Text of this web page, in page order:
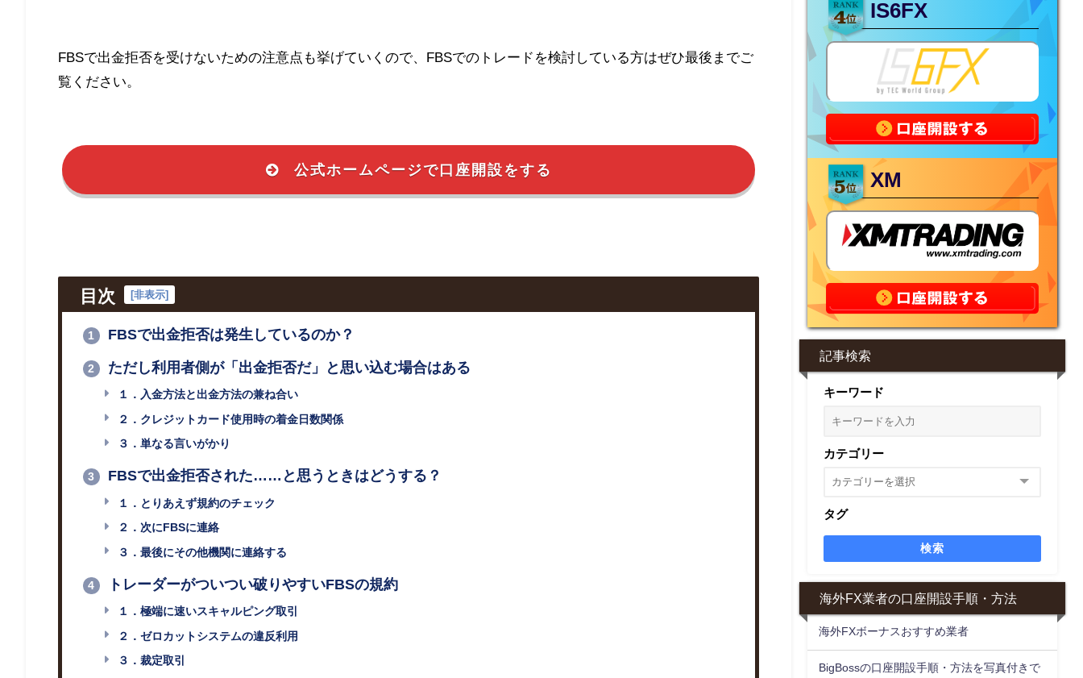
FBSで出金拒否を受けないための注意点も挙げていくので、FBSでのトレードを検討している方はぜひ最後までご
覧ください。
公式ホームページで口座開設をする
目次 [非表示]
1 FBSで出金拒否は発生しているのか？
2 ただし利用者側が「出金拒否だ」と思い込む場合はある
１．入金方法と出金方法の兼ね合い
２．クレジットカード使用時の着金日数関係
３．単なる言いがかり
3 FBSで出金拒否された……と思うときはどうする？
１．とりあえず規約のチェック
２．次にFBSに連絡
３．最後にその他機関に連絡する
4 トレーダーがついつい破りやすいFBSの規約
１．極端に速いスキャルピング取引
２．ゼロカットシステムの違反利用
３．裁定取引
IS6FX
XM
記事検索
キーワード
カテゴリー
タグ
検索
海外FX業者の口座開設手順・方法
海外FXボーナスおすすめ業者
BigBossの口座開設手順・方法を写真付きで